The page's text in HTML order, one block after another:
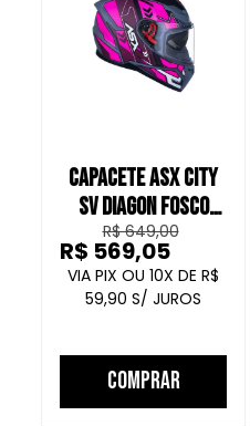
CAPACETE ASX CITY
SV DIAGON FOSCO
CINZA ROSA ROXO
R$ 649,00
10
R$
59,90
R$ 569,05
COMPRAR